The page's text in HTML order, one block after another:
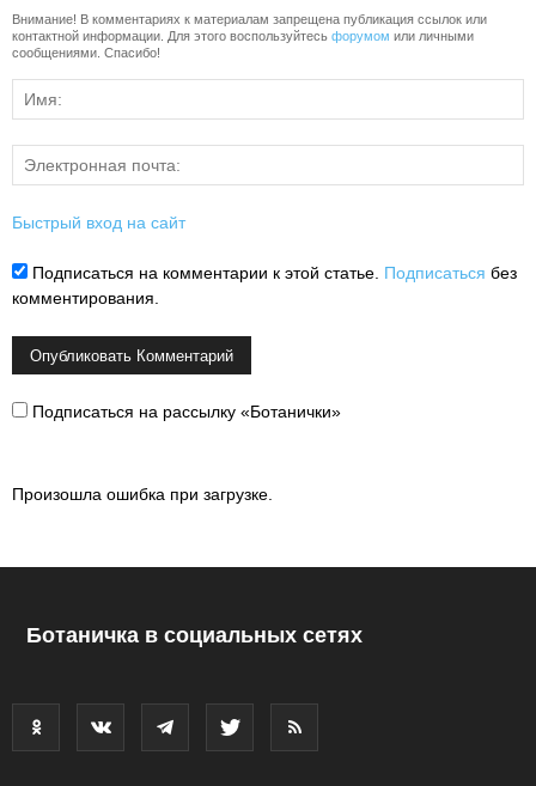
Внимание! В комментариях к материалам запрещена публикация ссылок или
контактной информации. Для этого воспользуйтесь форумом или личными
сообщениями. Спасибо!
Быстрый вход на сайт
Подписаться на комментарии к этой статье. Подписаться без
комментирования.
Подписаться на рассылку «Ботанички»
Произошла ошибка при загрузке.
Ботаничка в социальных сетях